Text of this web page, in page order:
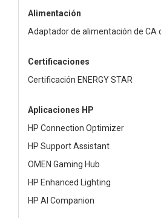
Alimentación
Adaptador de alimentación de CA
Certificaciones
Certificación ENERGY STAR
Aplicaciones HP
HP Connection Optimizer
HP Support Assistant
OMEN Gaming Hub
HP Enhanced Lighting
HP AI Companion